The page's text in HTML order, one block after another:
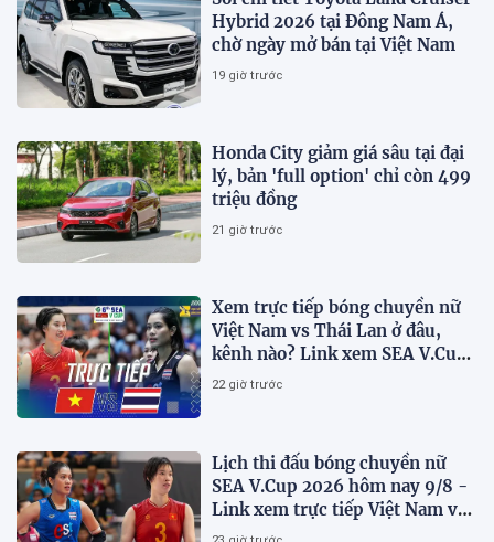
Hybrid 2026 tại Đông Nam Á,
chờ ngày mở bán tại Việt Nam
19 giờ trước
Honda City giảm giá sâu tại đại
lý, bản 'full option' chỉ còn 499
triệu đồng
21 giờ trước
Xem trực tiếp bóng chuyền nữ
Việt Nam vs Thái Lan ở đâu,
kênh nào? Link xem SEA V.Cup
2026 mới nhất
22 giờ trước
Lịch thi đấu bóng chuyền nữ
SEA V.Cup 2026 hôm nay 9/8 -
Link xem trực tiếp Việt Nam vs
Thái Lan